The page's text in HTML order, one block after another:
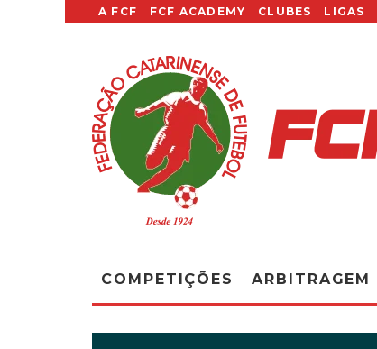
A FCF FCF ACADEMY CLUBES LIGAS
COMPETIÇÕES ARBITRAGEM